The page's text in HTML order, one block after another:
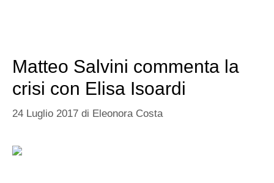
Matteo Salvini commenta la
crisi con Elisa Isoardi
24 Luglio 2017 di Eleonora Costa